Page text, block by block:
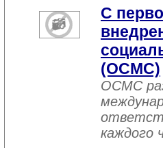
С
(ОСМС)
ОСМС
каждого